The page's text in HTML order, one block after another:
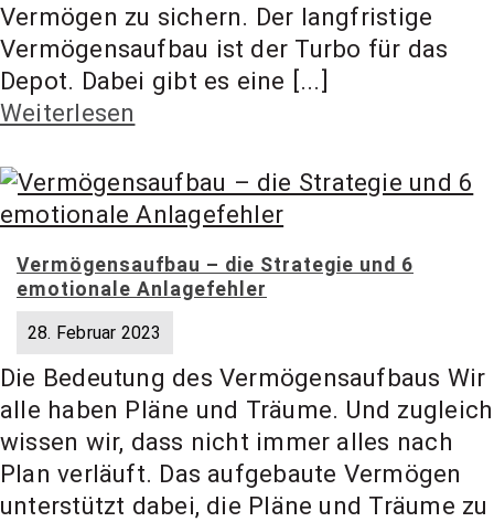
Vermögen zu sichern. Der langfristige
Vermögensaufbau ist der Turbo für das
Depot. Dabei gibt es eine [...]
Weiterlesen
Vermögensaufbau – die Strategie und 6
emotionale Anlagefehler
28. Februar 2023
Die Bedeutung des Vermögensaufbaus Wir
alle haben Pläne und Träume. Und zugleich
wissen wir, dass nicht immer alles nach
Plan verläuft. Das aufgebaute Vermögen
unterstützt dabei, die Pläne und Träume zu